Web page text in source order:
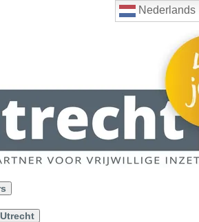
Nederlands